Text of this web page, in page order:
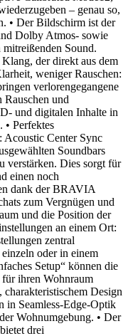
– genau so,
• Der Bildschirm ist der
Dolby Atmos- sowie
Sound.
der direkt aus dem
weniger Rauschen:
verlorengegangene
Rauschen und
und digitalen Inhalte in
• Perfektes
Acoustic Center Sync
Soundbars
verstärken. Dies sorgt für
einen noch
dank der BRAVIA
zum Vergnügen und
und die Position der
an einem Ort:
zentral
einzeln oder in einem
Setup“ können die
ihren Wohnraum
Design
in Seamless-Edge-Optik
Wohnumgebung. • Der
drei